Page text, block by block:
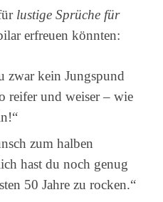
lustige Sprüche für
erfreuen könnten:
zwar kein Jungspund
reifer und weiser – wie
zum halben
hast du noch genug
50 Jahre zu rocken.“